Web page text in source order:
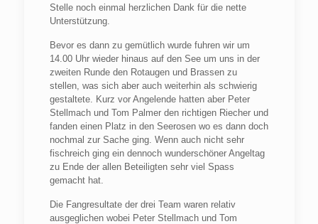
Stelle noch einmal herzlichen Dank für die nette
Unterstützung.
Bevor es dann zu gemütlich wurde fuhren wir um
14.00 Uhr wieder hinaus auf den See um uns in der
zweiten Runde den Rotaugen und Brassen zu
stellen, was sich aber auch weiterhin als schwierig
gestaltete. Kurz vor Angelende hatten aber Peter
Stellmach und Tom Palmer den richtigen Riecher und
fanden einen Platz in den Seerosen wo es dann doch
nochmal zur Sache ging. Wenn auch nicht sehr
fischreich ging ein dennoch wunderschöner Angeltag
zu Ende der allen Beteiligten sehr viel Spass
gemacht hat.
Die Fangresultate der drei Team waren relativ
ausgeglichen wobei Peter Stellmach und Tom